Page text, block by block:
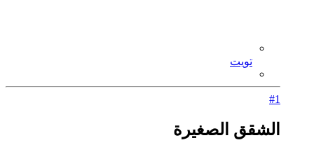
تويت
#1
الشقق الصغيرة